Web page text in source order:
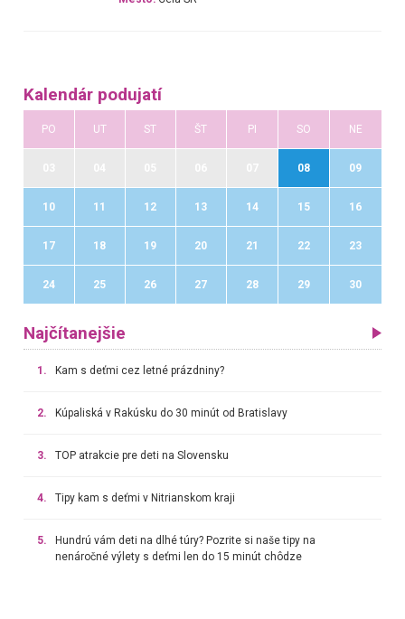
Kalendár podujatí
PO UT ST ŠT PI SO NE
08 09
10 11 12 13 14 15 16
17 18 19 20 21 22 23
24 25 26 27 28 29 30
Najčítanejšie
1. Kam s deťmi cez letné prázdniny?
2. Kúpaliská v Rakúsku do 30 minút od Bratislavy
3. TOP atrakcie pre deti na Slovensku
4. Tipy kam s deťmi v Nitrianskom kraji
5.
Hundrú vám deti na dlhé túry? Pozrite si naše tipy na
nenáročné výlety s deťmi len do 15 minút chôdze